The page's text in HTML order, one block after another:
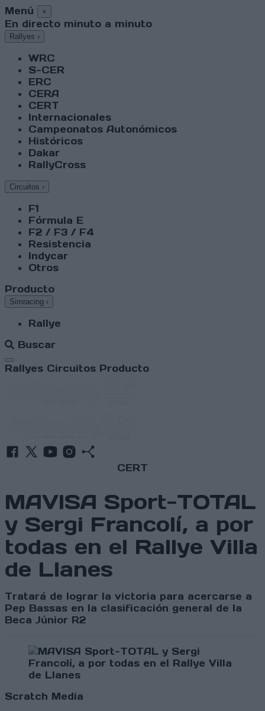
Menú ×
En directo minuto a minuto
Rallyes ›
WRC
S-CER
ERC
CERA
CERT
Internacionales
Campeonatos Autonómicos
Históricos
Dakar
RallyCross
Circuitos ›
F1
Fórmula E
F2 / F3 / F4
Resistencia
Indycar
Otros
Producto
Simracing ›
Rallye
Buscar
Abrir menú
Rallyes Circuitos Producto
CERT
MAVISA Sport-TOTAL
y Sergi Francolí, a por
todas en el Rallye Villa
de Llanes
Tratará de lograr la victoria para acercarse a
Pep Bassas en la clasificación general de la
Beca Júnior R2
Scratch Media